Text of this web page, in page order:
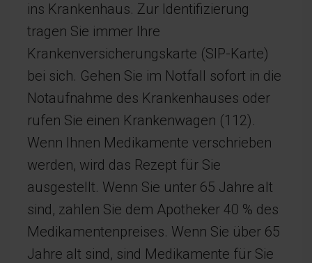
ins Krankenhaus. Zur Identifizierung
tragen Sie immer Ihre
Krankenversicherungskarte (SIP-Karte)
bei sich. Gehen Sie im Notfall sofort in die
Notaufnahme des Krankenhauses oder
rufen Sie einen Krankenwagen (112).
Wenn Ihnen Medikamente verschrieben
werden, wird das Rezept für Sie
ausgestellt. Wenn Sie unter 65 Jahre alt
sind, zahlen Sie dem Apotheker 40 % des
Medikamentenpreises. Wenn Sie über 65
Jahre alt sind, sind Medikamente für Sie